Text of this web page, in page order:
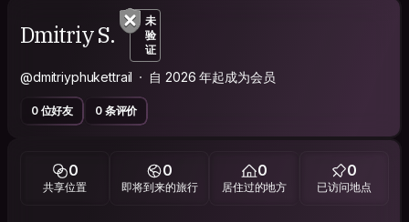
Dmitriy S.
未
验
证
@dmitriyphukettrail 自 2026 年起成为会员
0 位好友 0 条评价
0
共享位置
0
即将到来的旅行
0
居住过的地方
0
已访问地点